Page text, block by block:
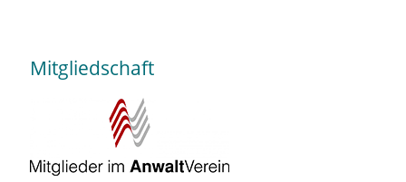
Mitgliedschaft